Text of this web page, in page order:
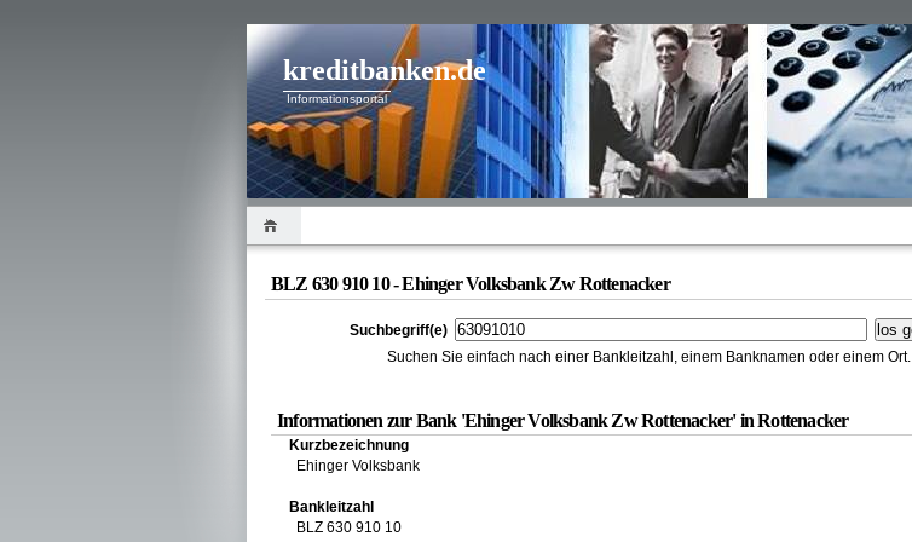
kreditbanken.de
Informationsportal
BLZ 630 910 10 - Ehinger Volksbank Zw Rottenacker
Suchbegriff(e)
Suchen Sie einfach nach einer Bankleitzahl, einem Banknamen oder einem Ort.
Informationen zur Bank 'Ehinger Volksbank Zw Rottenacker' in Rottenacker
Kurzbezeichnung
Ehinger Volksbank
Bankleitzahl
BLZ 630 910 10